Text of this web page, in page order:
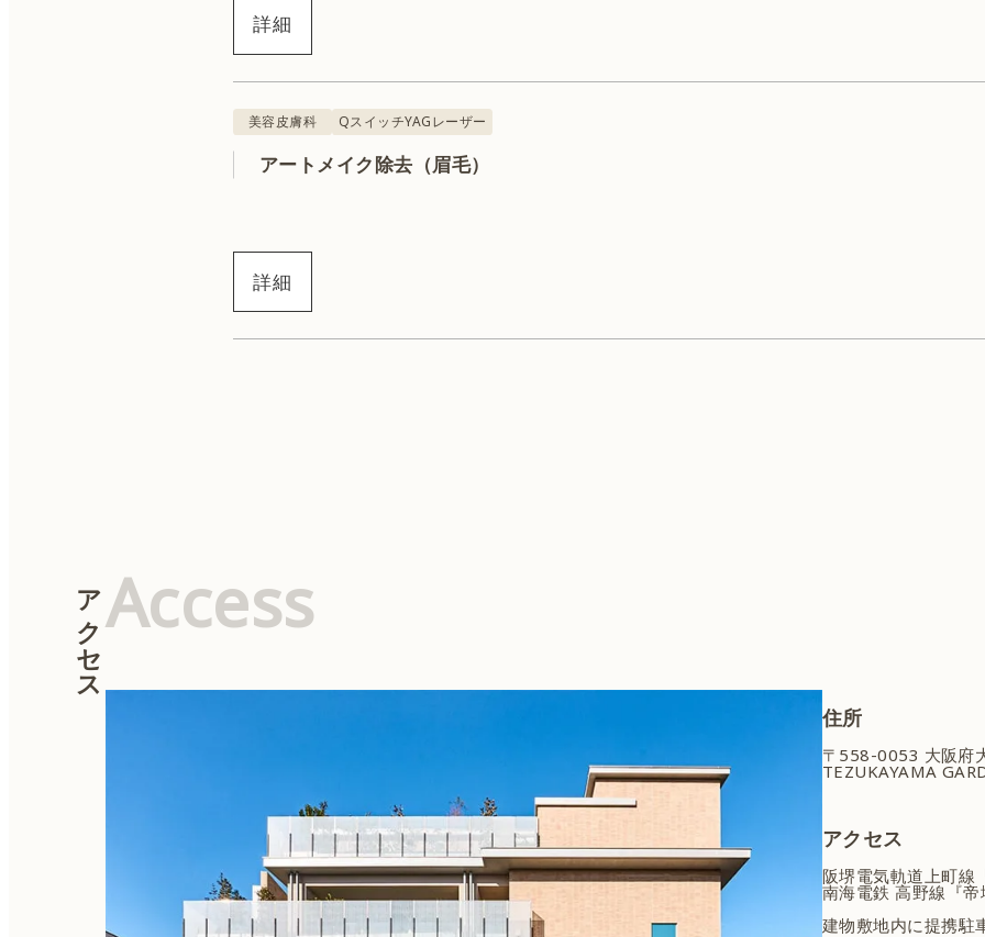
詳細
美容皮膚科 QスイッチYAGレーザー
アートメイク除去（眉毛）
詳細
Access
アクセス
住所
〒558-0053 大阪府
TEZUKAYAMA
アクセス
阪堺電気軌道上町
南海電鉄 高野線『
建物敷地内に提携駐